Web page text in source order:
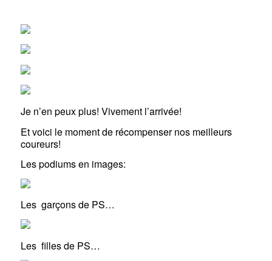
Je n’en peux plus! Vivement l’arrivée!
Et voici le moment de récompenser nos meilleurs
coureurs!
Les podiums en images:
Les garçons de PS…
Les filles de PS…